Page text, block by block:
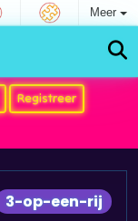
Meer
Registreer
3-op-een-rij